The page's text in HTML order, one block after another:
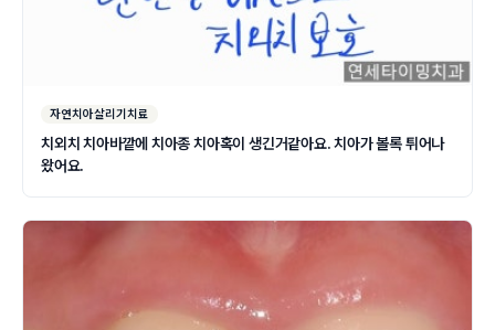
자연치아살리기치료
치외치 치아바깥에 치아종 치아혹이 생긴거같아요. 치아가 볼록 튀어나
왔어요.